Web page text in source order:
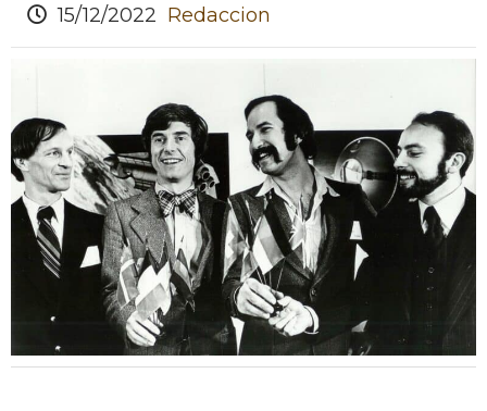
15/12/2022 Redaccion